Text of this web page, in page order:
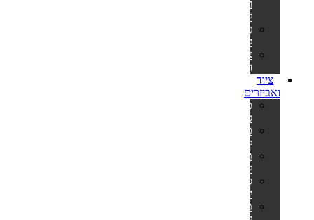
חול
לבריכה
פילטרים
למשאבות
צינורות
ומתאמים
ציוד
ואביזרים
כיסויים
סולאריים
כיסויים
לבריכה
תחתיות
לבריכה
סולמות
לבריכות
תאורה